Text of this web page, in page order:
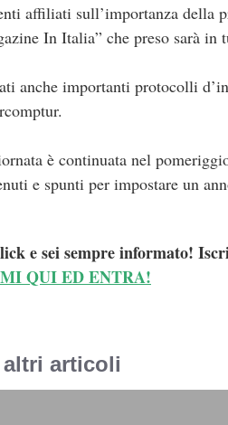
affiliati sull’importanza della
In Italia” che preso sarà in
anche importanti protocolli
è continuata nel
e spunti per impostare un
e sei sempre informato!
QUI ED ENTRA!
articoli